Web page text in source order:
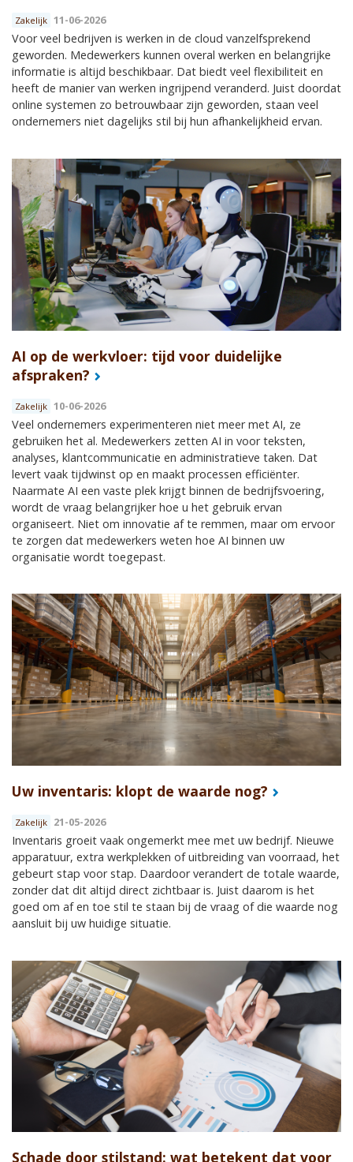
Zakelijk 11-06-2026
Voor veel bedrijven is werken in de cloud vanzelfsprekend
geworden. Medewerkers kunnen overal werken en belangrijke
informatie is altijd beschikbaar. Dat biedt veel flexibiliteit en
heeft de manier van werken ingrijpend veranderd. Juist doordat
online systemen zo betrouwbaar zijn geworden, staan veel
ondernemers niet dagelijks stil bij hun afhankelijkheid ervan.
AI op de werkvloer: tijd voor duidelijke
afspraken?
Zakelijk 10-06-2026
Veel ondernemers experimenteren niet meer met AI, ze
gebruiken het al. Medewerkers zetten AI in voor teksten,
analyses, klantcommunicatie en administratieve taken. Dat
levert vaak tijdwinst op en maakt processen efficiënter.
Naarmate AI een vaste plek krijgt binnen de bedrijfsvoering,
wordt de vraag belangrijker hoe u het gebruik ervan
organiseert. Niet om innovatie af te remmen, maar om ervoor
te zorgen dat medewerkers weten hoe AI binnen uw
organisatie wordt toegepast.
Uw inventaris: klopt de waarde nog?
Zakelijk 21-05-2026
Inventaris groeit vaak ongemerkt mee met uw bedrijf. Nieuwe
apparatuur, extra werkplekken of uitbreiding van voorraad, het
gebeurt stap voor stap. Daardoor verandert de totale waarde,
zonder dat dit altijd direct zichtbaar is. Juist daarom is het
goed om af en toe stil te staan bij de vraag of die waarde nog
aansluit bij uw huidige situatie.
Schade door stilstand: wat betekent dat voor